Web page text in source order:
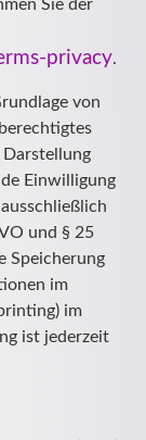
Sie der
privacy.
von
Darstellung
Einwilligung
und § 25
Speicherung
im
im
ist jederzeit